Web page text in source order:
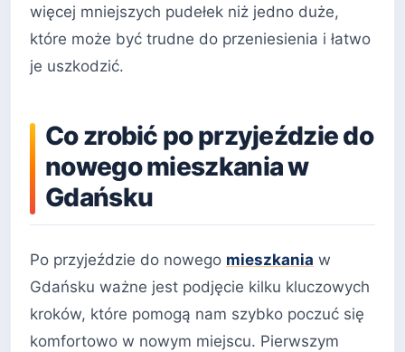
więcej mniejszych pudełek niż jedno duże,
które może być trudne do przeniesienia i łatwo
je uszkodzić.
Co zrobić po przyjeździe do
nowego mieszkania w
Gdańsku
Po przyjeździe do nowego mieszkania w
Gdańsku ważne jest podjęcie kilku kluczowych
kroków, które pomogą nam szybko poczuć się
komfortowo w nowym miejscu. Pierwszym